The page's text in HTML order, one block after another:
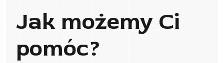
Jak możemy Ci
pomóc?